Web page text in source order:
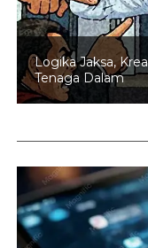
Gibran
Bundaran HI sudah
tahun.
Sebagai proyek
mengapresiasi
pemerintah dalam
aman, nyaman dan
“Transportasi publik
prioritas dari Bapak
Logika Jaksa,
Tenaga Dalam